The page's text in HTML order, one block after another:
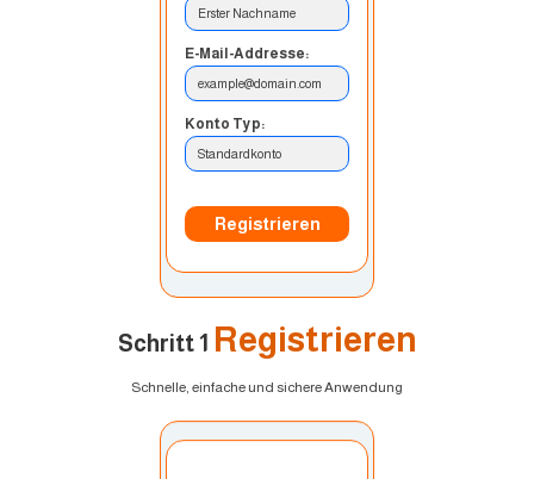
Erster Nachname
E-Mail-Addresse:
example@domain.com
Konto Typ:
Standardkonto
Registrieren
Schritt 1 Registrieren
Schnelle, einfache und sichere Anwendung